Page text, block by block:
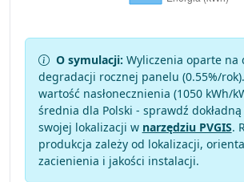
O symulacji: Wyliczenia oparte na
degradacji rocznej panelu (0.55%/
wartość nasłonecznienia (1050 kWh/
średnia dla Polski - sprawdź
swojej lokalizacji w narzędziu PVGIS.
produkcja zależy od lokalizacji,
zacienienia i jakości instalacji.